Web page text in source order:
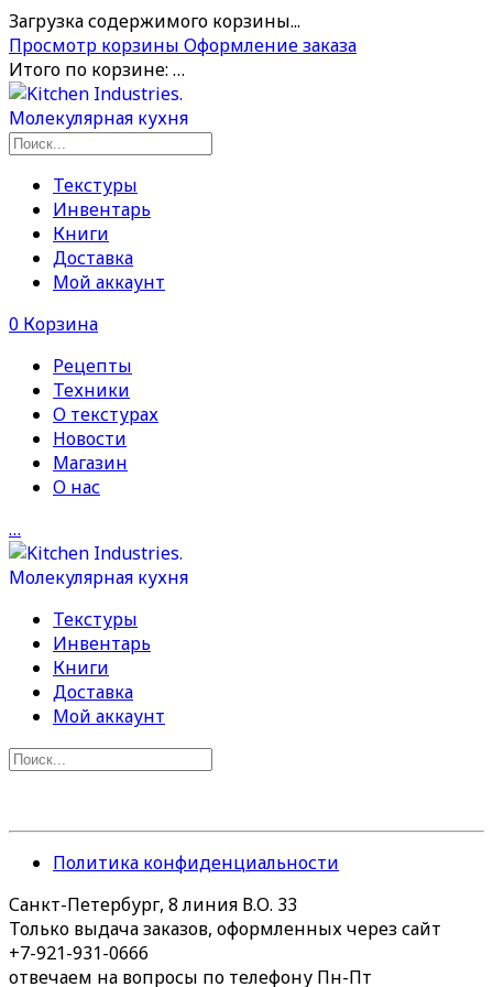
Загрузка содержимого корзины...
Просмотр корзины Оформление заказа
Итого по корзине: …
Текстуры
Инвентарь
Книги
Доставка
Мой аккаунт
0 Корзина
Рецепты
Техники
О текстурах
Новости
Магазин
О нас
…
Текстуры
Инвентарь
Книги
Доставка
Мой аккаунт
Политика конфиденциальности
Санкт-Петербург, 8 линия В.О. 33
Только выдача заказов, оформленных через сайт
+7-921-931-0666
отвечаем на вопросы по телефону Пн-Пт